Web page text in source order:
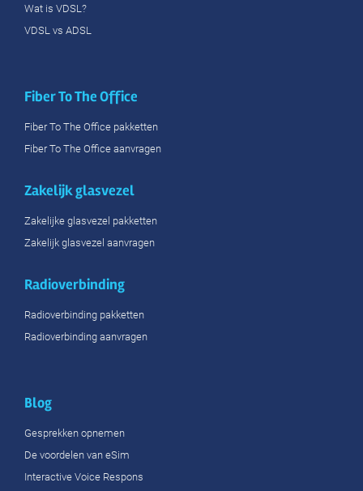
Wat is VDSL?
VDSL vs ADSL
Fiber To The Office
Fiber To The Office pakketten
Fiber To The Office aanvragen
Zakelijk glasvezel
Zakelijke glasvezel pakketten
Zakelijk glasvezel aanvragen
Radioverbinding
Radioverbinding pakketten
Radioverbinding aanvragen
Blog
Gesprekken opnemen
De voordelen van eSim
Interactive Voice Respons